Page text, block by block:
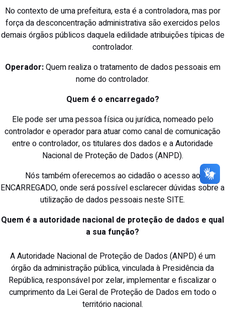
No contexto de uma prefeitura, esta é a controladora, mas por
força da desconcentração administrativa são exercidos pelos
demais órgãos públicos daquela edilidade atribuições típicas de
controlador.
Operador:Quem realiza o tratamento de dados pessoais em
nome do controlador.
Quem é o encarregado?
Ele pode ser uma pessoa física ou jurídica, nomeado pelo
controlador e operador para atuar como canal de comunicação
entre o controlador, os titulares dos dados e a Autoridade
Nacional de Proteção de Dados (ANPD).
Nós também oferecemos ao cidadão o acesso ao
ENCARREGADO, onde será possível esclarecer dúvidas sobre a
utilização de dados pessoais neste SITE.
Quem é a autoridade nacional de proteção de dados e qual
a sua função?
A Autoridade Nacional de Proteção de Dados (ANPD) é um
órgão da administração pública, vinculada à Presidência da
República, responsável por zelar, implementar e fiscalizar o
cumprimento da Lei Geral de Proteção de Dados em todo o
território nacional.